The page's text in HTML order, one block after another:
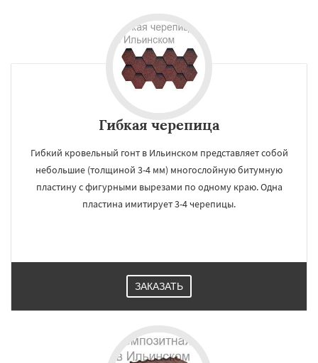
Гибкая черепица
Гибкий кровельный гонт в Ильинском представляет собой
небольшие (толщиной 3-4 мм) многослойную битумную
пластину с фигурными вырезами по одному краю. Одна
пластина имитирует 3-4 черепицы.
ЗАКАЗАТЬ